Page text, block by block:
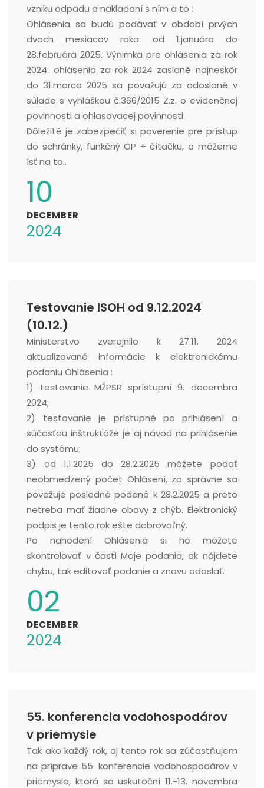
vzniku odpadu a nakladaní s ním a to :
Ohlásenia sa budú podávať v období prvých
dvoch mesiacov roka: od 1.januára do
28.februára 2025. Výnimka pre ohlásenia za rok
2024: ohlásenia za rok 2024 zaslané najneskôr
do 31.marca 2025 sa považujú za odoslané v
súlade s vyhláškou č.366/2015 Z.z. o evidenčnej
povinnosti a ohlasovacej povinnosti.
Dôležité je zabezpečiť si poverenie pre prístup
do schránky, funkčný OP + čítačku, a môžeme
ísť na to..
10
DECEMBER
2024
Testovanie ISOH od 9.12.2024
(10.12.)
Ministerstvo zverejnilo k 27.11. 2024
aktualizované informácie k elektronickému
podaniu Ohlásenia :
1) testovanie MŽPSR sprístupní 9. decembra
2024;
2) testovanie je prístupné po prihlásení a
súčasťou inštruktáže je aj návod na prihlásenie
do systému;
3) od 1.1.2025 do 28.2.2025 môžete podať
neobmedzený počet Ohlásení, za správne sa
považuje posledné podané k 28.2.2025 a preto
netreba mať žiadne obavy z chýb. Elektronický
podpis je tento rok ešte dobrovoľný.
Po nahodení Ohlásenia si ho môžete
skontrolovať v časti Moje podania, ak nájdete
chybu, tak editovať podanie a znovu odoslať.
02
DECEMBER
2024
55. konferencia vodohospodárov
v priemysle
Tak ako každý rok, aj tento rok sa zúčastňujem
na príprave 55. konferencie vodohospodárov v
priemysle, ktorá sa uskutoční 11.-13. novembra